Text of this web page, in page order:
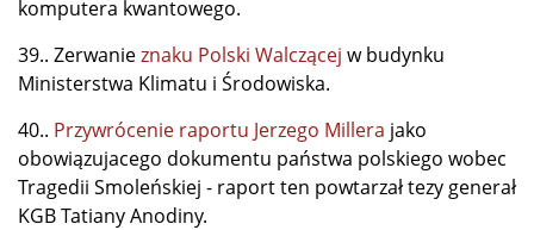
komputera kwantowego.
39.. Zerwanieznaku Polski Walczącej w budynku
Ministerstwa Klimatu i Środowiska.
40.. Przywrócenie raportu Jerzego Millera jako
obowiązujacego dokumentu państwa polskiego wobec
Tragedii Smoleńskiej - raport ten powtarzał tezy generał
KGB Tatiany Anodiny.